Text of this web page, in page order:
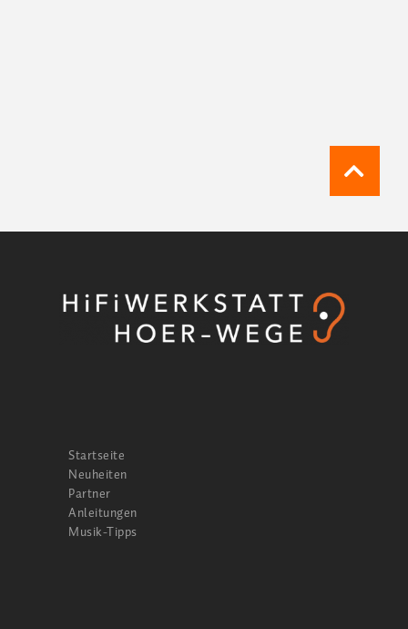
Startseite
Neuheiten
Partner
Anleitungen
Musik-Tipps